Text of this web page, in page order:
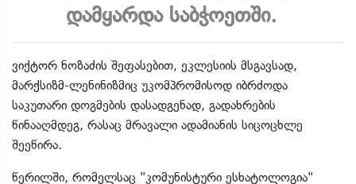
დამყარდა საბჭოეთში.
ვიქტორ ნოზაძის შეფასებით, ეკლესიის მსგავსად,
მარქსიზმ-ლენინიზმიც უკომპრომისოდ იბრძოდა
საკუთარი დოგმების დასადგენად, გადახრების
წინააღმდეგ, რასაც მრავალი ადამიანის სიცოცხლე
შეეწირა.
წერილში, რომელსაც "კომუნისტური ესხატოლოგია"